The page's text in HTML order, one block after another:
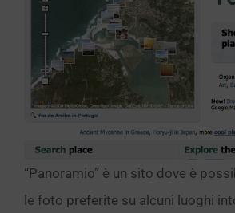
“Panoramio” è un sito dove è
le foto preferite su alcuni luoghi